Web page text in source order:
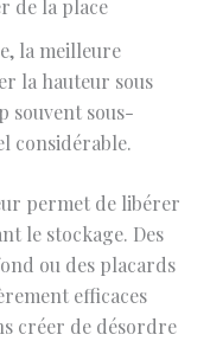
de la place
la meilleure
la hauteur sous
souvent sous-
considérable.
permet de libérer
le stockage. Des
ou des placards
efficaces
créer de désordre